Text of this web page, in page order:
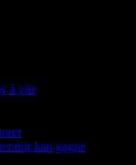
å vite
kan gagne